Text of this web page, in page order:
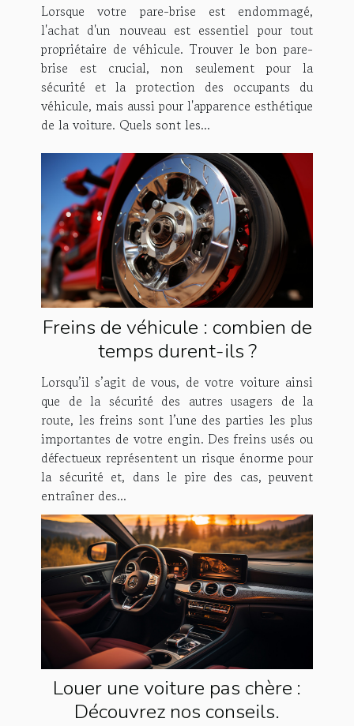
Lorsque votre pare-brise est endommagé,
l'achat d'un nouveau est essentiel pour tout
propriétaire de véhicule. Trouver le bon pare-
brise est crucial, non seulement pour la
sécurité et la protection des occupants du
véhicule, mais aussi pour l'apparence esthétique
de la voiture. Quels sont les...
Freins de véhicule : combien de
temps durent-ils ?
Lorsqu’il s’agit de vous, de votre voiture ainsi
que de la sécurité des autres usagers de la
route, les freins sont l’une des parties les plus
importantes de votre engin. Des freins usés ou
défectueux représentent un risque énorme pour
la sécurité et, dans le pire des cas, peuvent
entraîner des...
Louer une voiture pas chère :
Découvrez nos conseils.